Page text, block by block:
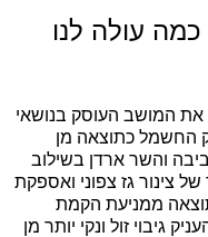
עולה לנו
את המושב העוסק בנושאי
החשמל כתוצאה מן
והשר ארדן בשילוב
צינור גז צפוני ואספקת
ממניעת הקמת
גיבוי זול ונקי יותר מן